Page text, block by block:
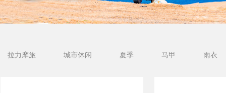
拉力摩旅 城市休闲 夏季 马甲 雨衣